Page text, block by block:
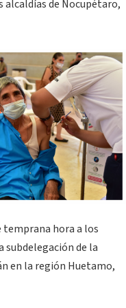
alcaldías de Nocupétaro,
temprana hora a los
de la
en la región Huetamo,